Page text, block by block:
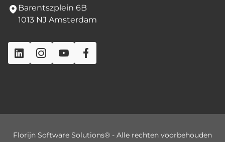
Barentszplein 6B
1013 NJ Amsterdam
Florijn Software Solutions® - Alle rechten voorbehouden